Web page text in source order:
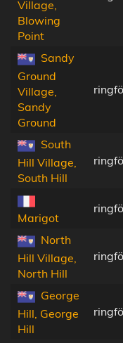
Village,
Blowing
Point
Sandy
Ground
Village,
Sandy
Ground
South
Hill Village,
South Hill
Marigot
North
Hill Village,
North Hill
George
Hill, George
Hill